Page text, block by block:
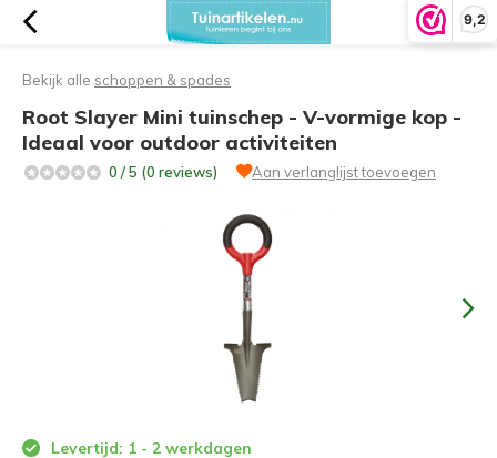
9,2
Bekijk alle schoppen & spades
Root Slayer Mini tuinschep - V-vormige kop -
Ideaal voor outdoor activiteiten
0 / 5 (0 reviews) Aan verlanglijst toevoegen
Levertijd: 1 - 2 werkdagen